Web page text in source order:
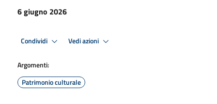
6 giugno 2026
Condividi Vedi azioni
Argomenti:
Patrimonio culturale